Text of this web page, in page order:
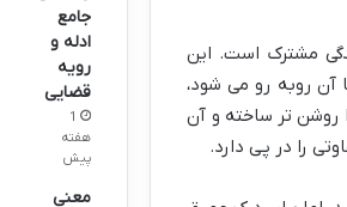
مشترک است. این
آن روبه رو می شود،
روشن تر ساخته و آن
را در پی دارد.
جامع
ادله و
رویه
قضایی
1
هفته
پیش
معنی